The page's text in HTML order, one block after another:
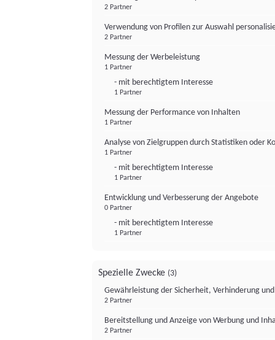
2 Partner
Verwendung von Profilen zur Auswahl
2 Partner
Messung der Werbeleistung
1 Partner
- mit berechtigtem Interesse
1 Partner
Messung der Performance von Inhalten
1 Partner
Analyse von Zielgruppen durch Statistiken oder
1 Partner
- mit berechtigtem Interesse
1 Partner
Entwicklung und Verbesserung der Angebote
0 Partner
- mit berechtigtem Interesse
1 Partner
Spezielle Zwecke (3)
Gewährleistung der Sicherheit, Verhinderung
2 Partner
Bereitstellung und Anzeige von Werbung und
2 Partner